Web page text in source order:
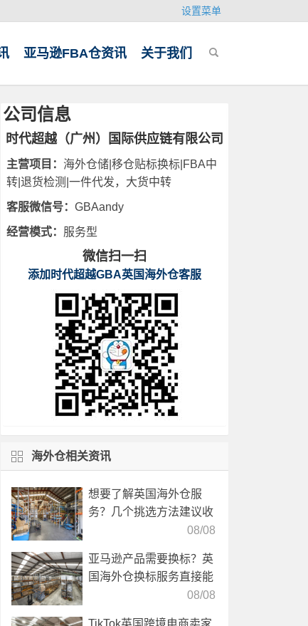
设置菜单
亚马逊FBA仓资讯 关于我们
公司信息
时代超越（广州）国际供应链有限公司
主营项目： 海外仓储|移仓贴标换标|FBA中
转|退货检测|一件代发，大货中转
客服微信号： GBAandy
经营模式： 服务型
微信扫一扫
添加时代超越GBA英国海外仓客服
海外仓相关资讯
想要了解英国海外仓服
务？几个挑选方法建议收
08/08
亚马逊产品需要换标？英
国海外仓换标服务直接能
08/08
TikTok英国跨境电商卖家